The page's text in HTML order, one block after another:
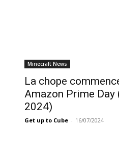
Minecraft News
La chope
Amazon Prime
2024)
Get up to Cube - 16/07/2024